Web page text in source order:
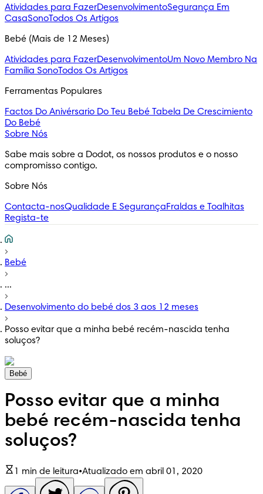
Atividades para FazerDesenvolvimentoSegurança Em
CasaSonoTodos Os Artigos
Bebé (Mais de 12 Meses)
Atividades para FazerDesenvolvimentoUm Novo Membro Na
Família SonoTodos Os Artigos
Ferramentas Populares
Factos Do Anivérsario Do Teu Bebé Tabela De Crescimiento
Do Bebé
Sobre Nós
Sabe mais sobre a Dodot, os nossos produtos e o nosso
compromisso contigo.
Sobre Nós
Contacta-nosQualidade E SegurançaFraldas e Toalhitas
Regista-te
Bebé
...
Desenvolvimento do bebé dos 3 aos 12 meses
Posso evitar que a minha bebé recém-nascida tenha
soluços?
Bebé
Posso evitar que a minha
bebé recém-nascida tenha
soluços?
1 min de leitura•Atualizado em abril 01, 2020